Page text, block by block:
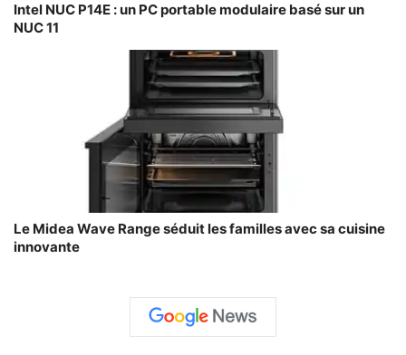
Intel NUC P14E : un PC portable modulaire basé sur un
NUC 11
Le Midea Wave Range séduit les familles avec sa cuisine
innovante